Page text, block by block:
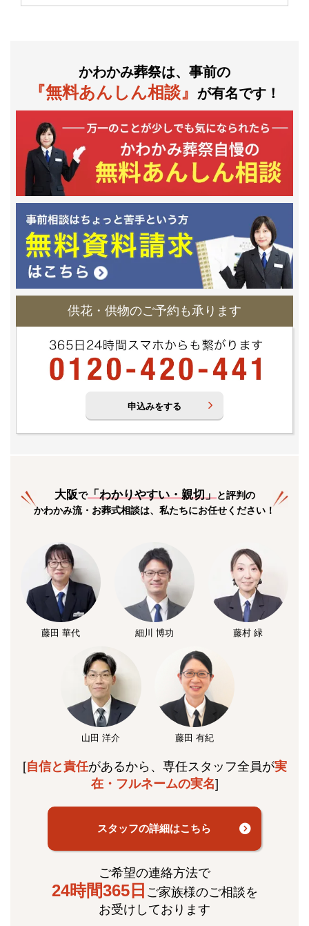
かわかみ葬祭は、事前の
『無料あんしん相談』 が有名です！
供花・供物のご予約も承ります
申込みをする
大阪で「わかりやすい・親切」と評判の
かわかみ流・お葬式相談は、私たちにお任せください！
藤田 華代 細川 博功 藤村 緑
山田 洋介 藤田 有紀
[自信と責任があるから、専任スタッフ全員が実
在・フルネームの実名]
スタッフの詳細はこちら
ご希望の連絡方法で
24時間365日 ご家族様のご相談を
お受けしております